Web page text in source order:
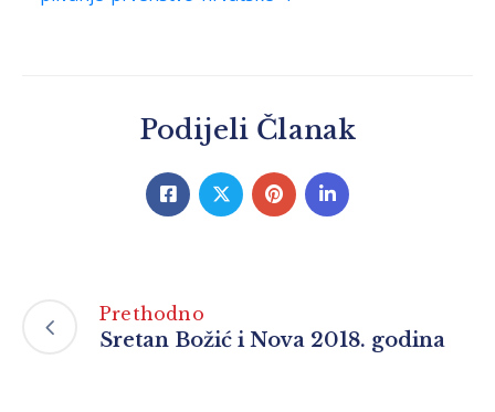
Podijeli Članak
Prethodno
Sretan Božić i Nova 2018. godina